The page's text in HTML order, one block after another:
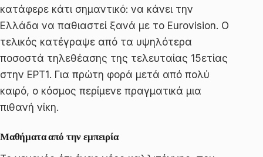
κατάφερε κάτι σημαντικό: να κάνει την
Ελλάδα να παθιαστεί ξανά με το Eurovision. Ο
τελικός κατέγραψε από τα υψηλότερα
ποσοστά τηλεθέασης της τελευταίας 15ετίας
στην ΕΡΤ1. Για πρώτη φορά μετά από πολύ
καιρό, ο κόσμος περίμενε πραγματικά μια
πιθανή νίκη.
Μαθήματα από την εμπειρία